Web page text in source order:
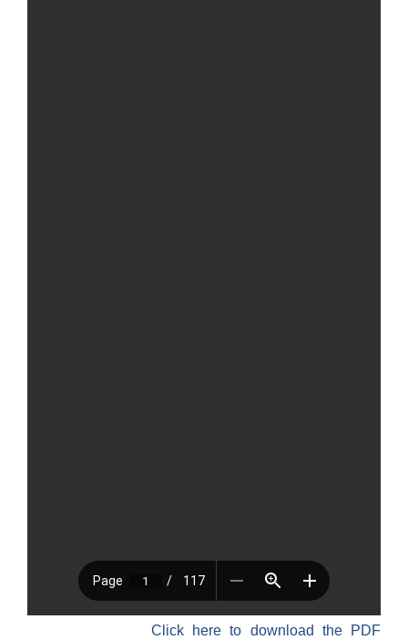
Click here to download the PDF